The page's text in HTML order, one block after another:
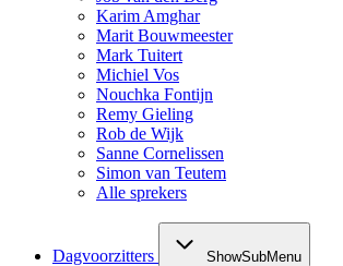
Karim Amghar
Marit Bouwmeester
Mark Tuitert
Michiel Vos
Nouchka Fontijn
Remy Gieling
Rob de Wijk
Sanne Cornelissen
Simon van Teutem
Alle sprekers
Dagvoorzitters ShowSubMenu